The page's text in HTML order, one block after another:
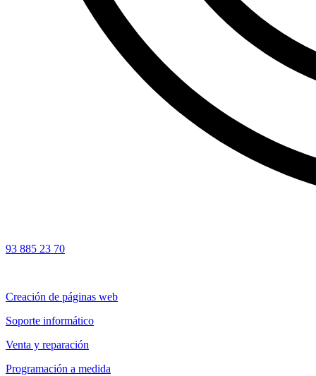
93 885 23 70
Creación de páginas web
Soporte informático
Venta y reparación
Programación a medida